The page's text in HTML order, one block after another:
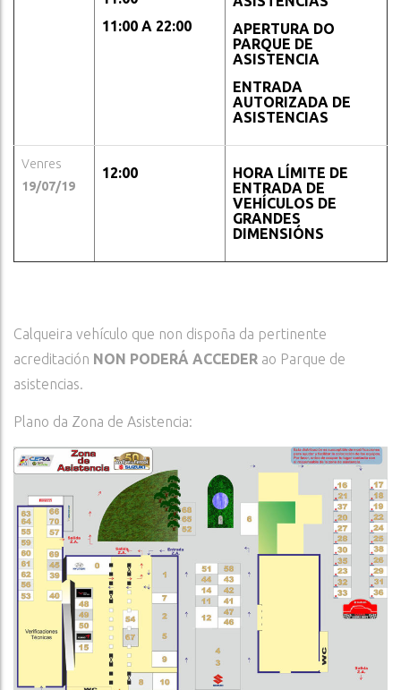
11:00 A 22:00
APERTURA DO
PARQUE DE
ASISTENCIA
ENTRADA
AUTORIZADA DE
ASISTENCIAS
Venres
19/07/19
12:00
HORA LÍMITE DE
ENTRADA DE
VEHÍCULOS DE
GRANDES
DIMENSIÓNS
Calqueira vehículo que non dispoña da pertinente
acreditación NON PODERÁ ACCEDER ao Parque de
asistencias.
Plano da Zona de Asistencia: